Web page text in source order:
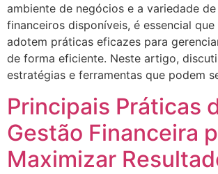
ambiente de negócios e a variedade
financeiros disponíveis, é essencial que
adotem práticas eficazes para
de forma eficiente. Neste artigo,
estratégias e ferramentas que podem
Principais Práticas
Gestão Financeira
Maximizar